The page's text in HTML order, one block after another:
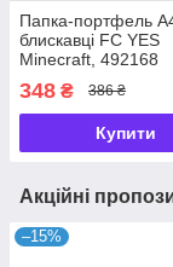
Папка-портфель
блискавці FC YES
Minecraft, 492168
348 ₴ 386 ₴
Купити
Акційні
–15%